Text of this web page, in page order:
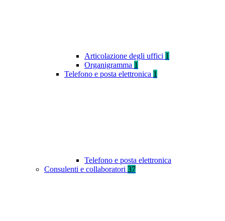
Articolazione degli uffici 1
Organigramma 1
Telefono e posta elettronica 1
Telefono e posta elettronica
Consulenti e collaboratori 37